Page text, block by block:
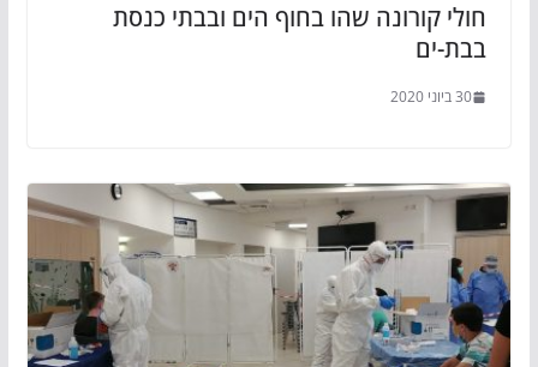
חולי קורונה שהו בחוף הים ובבתי כנסת
בבת-ים
30 ביוני 2020